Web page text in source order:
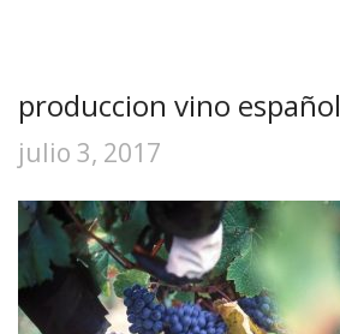
produccion vino español
julio 3, 2017